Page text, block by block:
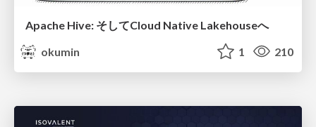
Apache Hive: そしてCloud Native Lakehouseへ
okumin
1 210